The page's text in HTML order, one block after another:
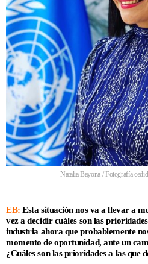
Natalia Bayona / Fotografía
EB: Esta situación nos va a llevar a
vez a decidir cuáles son las
industria ahora que probablemente
momento de oportunidad, ante un
¿Cuáles son las prioridades a las que